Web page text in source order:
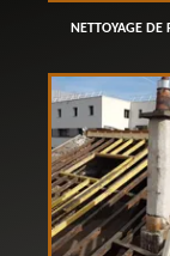
NETTOYAGE DE